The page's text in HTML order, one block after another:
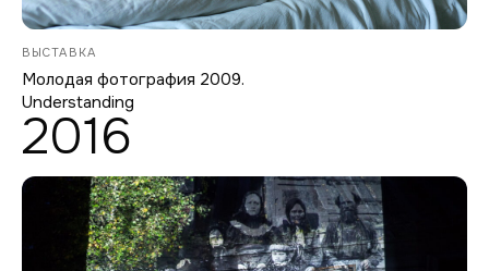
ВЫСТАВКА
Молодая фотография 2009.
Understanding
2016